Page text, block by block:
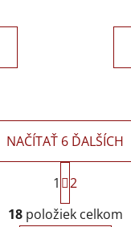
O
v
NAČÍTAŤ 6 ĎALŠÍCH
S
t
r
á
1
2
18položiek celkom